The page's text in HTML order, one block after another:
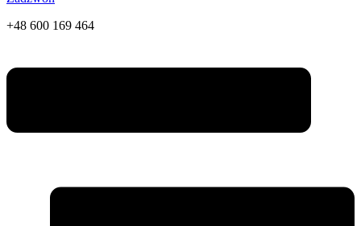
+48 600 169 464